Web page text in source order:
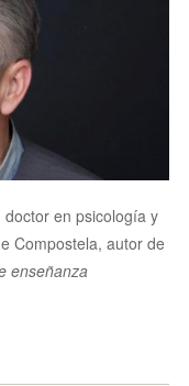
en psicología y
Compostela, autor de
enseñanza